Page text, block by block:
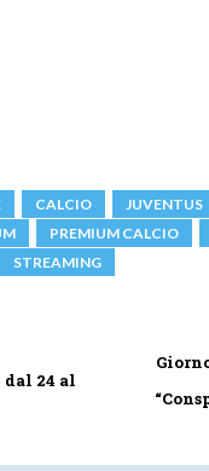
CALCIO JUVENTUS
PREMIUM CALCIO
STREAMING
24 al